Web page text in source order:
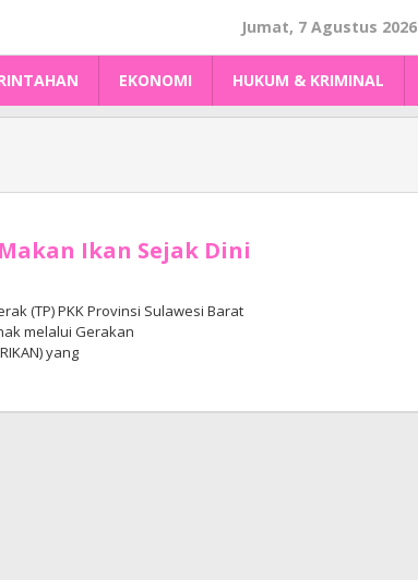
Jumat, 7 Agustus 2026
EKONOMI HUKUM & KRIMINAL
Ikan Sejak Dini
(TP) PKK Provinsi Sulawesi Barat
melalui Gerakan
yang